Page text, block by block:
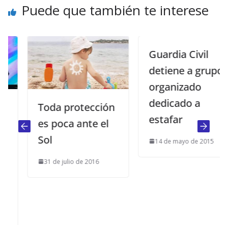
Puede que también te interese
Toda protección
es poca ante el
31 de julio de 2016
Guardia Civil
detiene a grupo
organizado
dedicado a
estafar
14 de mayo de 2015